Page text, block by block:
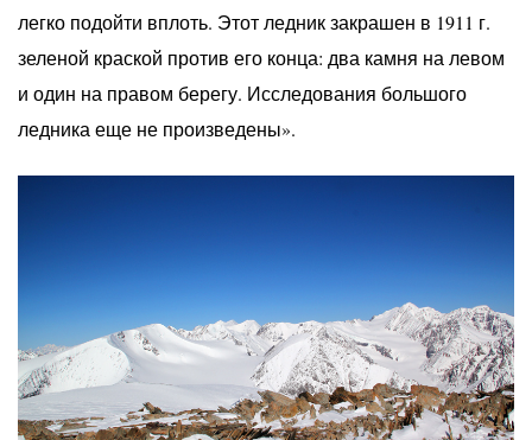
легко подойти вплоть. Этот ледник закрашен в 1911 г.
зеленой краской против его конца: два камня на левом
и один на правом берегу. Исследования большого
ледника еще не произведены».